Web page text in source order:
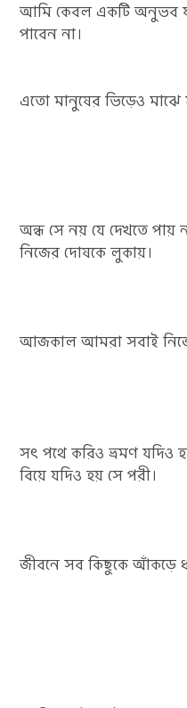
আমি কেবল একটি অনুভব
পাবেন না।
এতো মানুষের ভিড়েও মাঝে
অন্ধ সে নয় যে দেখতে পায়
নিজের দোষকে লুকায়।
আজকাল আমরা সবাই
সৎ পথে করিও ভ্রমণ যদিও
বিয়ে যদিও হয় সে পরী।
জীবনে সব কিছুকে আঁকড়ে